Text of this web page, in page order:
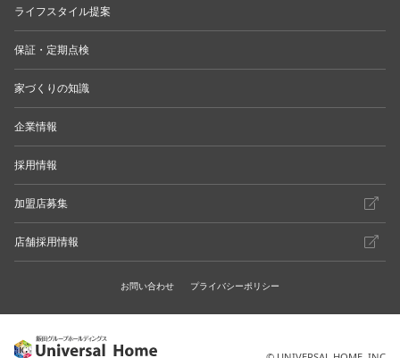
ライフスタイル提案
保証・定期点検
家づくりの知識
企業情報
採用情報
加盟店募集
店舗採用情報
お問い合わせ プライバシーポリシー